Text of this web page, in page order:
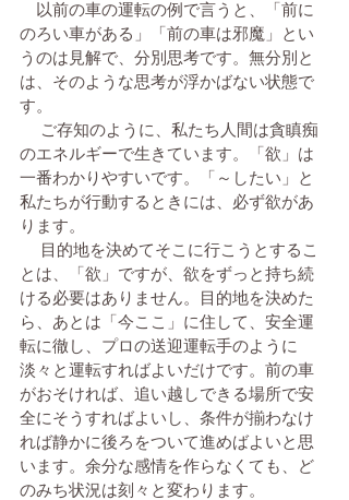
以前の車の運転の例で言うと、「前に
のろい車がある」「前の車は邪魔」とい
うのは見解で、分別思考です。無分別と
は、そのような思考が浮かばない状態で
す。
のエネルギーで生きています。「欲」は
一番わかりやすいです。「～したい」と
私たちが行動するときには、必ず欲があ
ります。
とは、「欲」ですが、欲をずっと持ち続
ける必要はありません。目的地を決めた
ら、あとは「今ここ」に住して、安全運
転に徹し、プロの送迎運転手のように
淡々と運転すればよいだけです。前の車
がおそければ、追い越しできる場所で安
全にそうすればよいし、条件が揃わなけ
れば静かに後ろをついて進めばよいと思
います。余分な感情を作らなくても、ど
のみち状況は刻々と変わります。